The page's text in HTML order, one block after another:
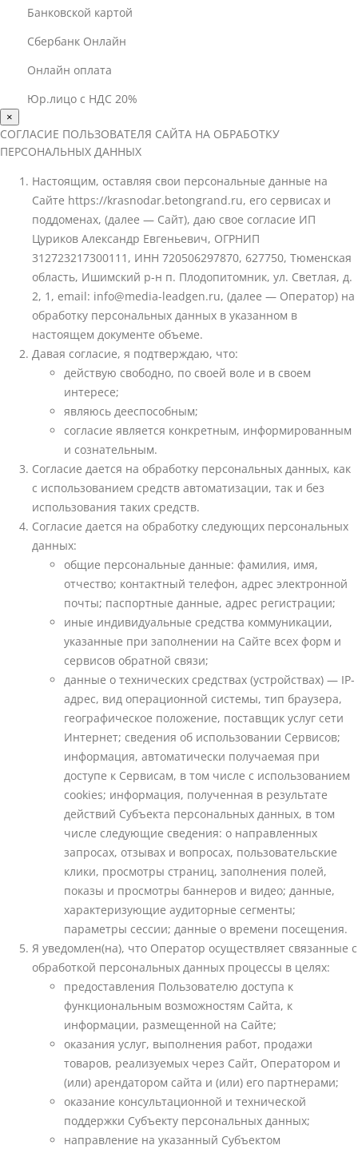
Банковской картой
Сбербанк Онлайн
Онлайн оплата
Юр.лицо с НДС 20%
×
СОГЛАСИЕ ПОЛЬЗОВАТЕЛЯ САЙТА НА ОБРАБОТКУ
ПЕРСОНАЛЬНЫХ ДАННЫХ
Настоящим, оставляя свои персональные данные на
Сайте https://krasnodar.betongrand.ru, его сервисах и
поддоменах, (далее — Сайт), даю свое согласие ИП
Цуриков Александр Евгеньевич, ОГРНИП
312723217300111, ИНН 720506297870, 627750, Тюменская
область, Ишимский р-н п. Плодопитомник, ул. Светлая, д.
2, 1, email: info@media-leadgen.ru, (далее — Оператор) на
обработку персональных данных в указанном в
настоящем документе объеме.
Давая согласие, я подтверждаю, что:
действую свободно, по своей воле и в своем
интересе;
являюсь дееспособным;
согласие является конкретным, информированным
и сознательным.
Согласие дается на обработку персональных данных, как
с использованием средств автоматизации, так и без
использования таких средств.
Согласие дается на обработку следующих персональных
данных:
общие персональные данные: фамилия, имя,
отчество; контактный телефон, адрес электронной
почты; паспортные данные, адрес регистрации;
иные индивидуальные средства коммуникации,
указанные при заполнении на Сайте всех форм и
сервисов обратной связи;
данные о технических средствах (устройствах) — IP-
адрес, вид операционной системы, тип браузера,
географическое положение, поставщик услуг сети
Интернет; сведения об использовании Сервисов;
информация, автоматически получаемая при
доступе к Сервисам, в том числе с использованием
cookies; информация, полученная в результате
действий Субъекта персональных данных, в том
числе следующие сведения: о направленных
запросах, отзывах и вопросах, пользовательские
клики, просмотры страниц, заполнения полей,
показы и просмотры баннеров и видео; данные,
характеризующие аудиторные сегменты;
параметры сессии; данные о времени посещения.
Я уведомлен(на), что Оператор осуществляет связанные с
обработкой персональных данных процессы в целях:
предоставления Пользователю доступа к
функциональным возможностям Сайта, к
информации, размещенной на Сайте;
оказания услуг, выполнения работ, продажи
товаров, реализуемых через Сайт, Оператором и
(или) арендатором сайта и (или) его партнерами;
оказание консультационной и технической
поддержки Субъекту персональных данных;
направление на указанный Субъектом